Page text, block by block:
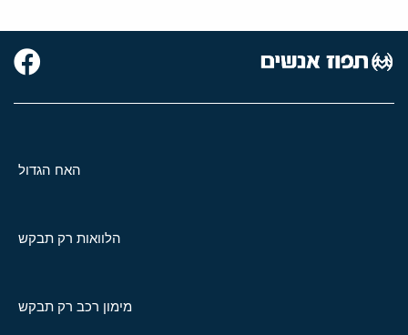
האח הגדול
הלוואות רק תבקש
מימון רכב רק תבקש